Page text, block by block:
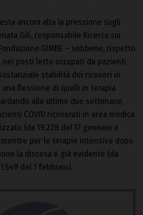
ancora alta la pressione sugli
Gili, responsabile Ricerca sui
GIMBE – sebbene, rispetto
nei posti letto occupati da pazienti
stabilità dei ricoveri in
una flessione di quelli in terapia
alle ultime due settimane,
COVID ricoverati in area medica
(da 19.228 del 17 gennaio a
mentre per le terapie intensive dopo
la discesa è già evidente (da
del 1 febbraio).